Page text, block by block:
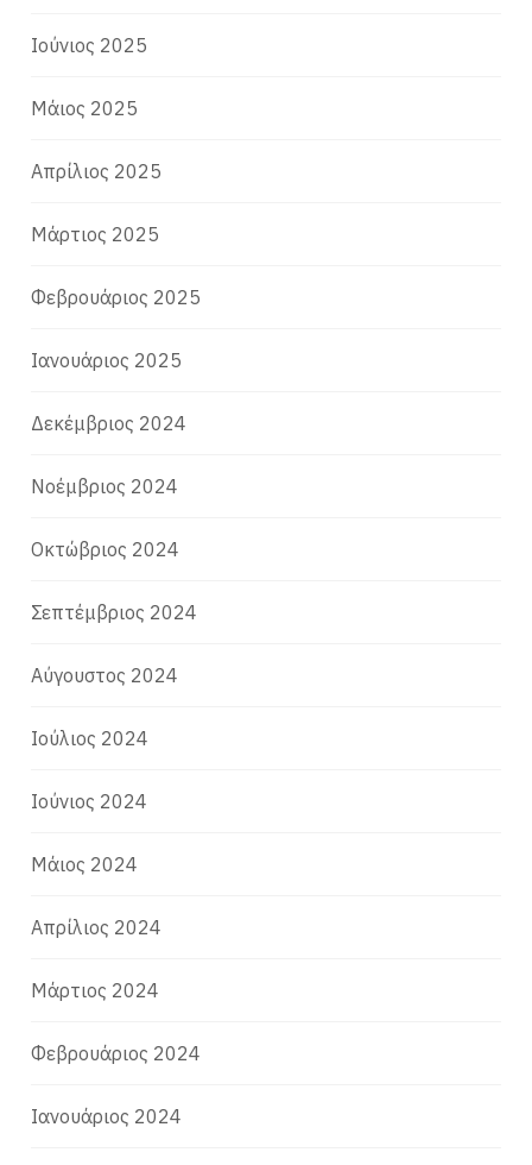
Ιούνιος 2025
Μάιος 2025
Απρίλιος 2025
Μάρτιος 2025
Φεβρουάριος 2025
Ιανουάριος 2025
Δεκέμβριος 2024
Νοέμβριος 2024
Οκτώβριος 2024
Σεπτέμβριος 2024
Αύγουστος 2024
Ιούλιος 2024
Ιούνιος 2024
Μάιος 2024
Απρίλιος 2024
Μάρτιος 2024
Φεβρουάριος 2024
Ιανουάριος 2024